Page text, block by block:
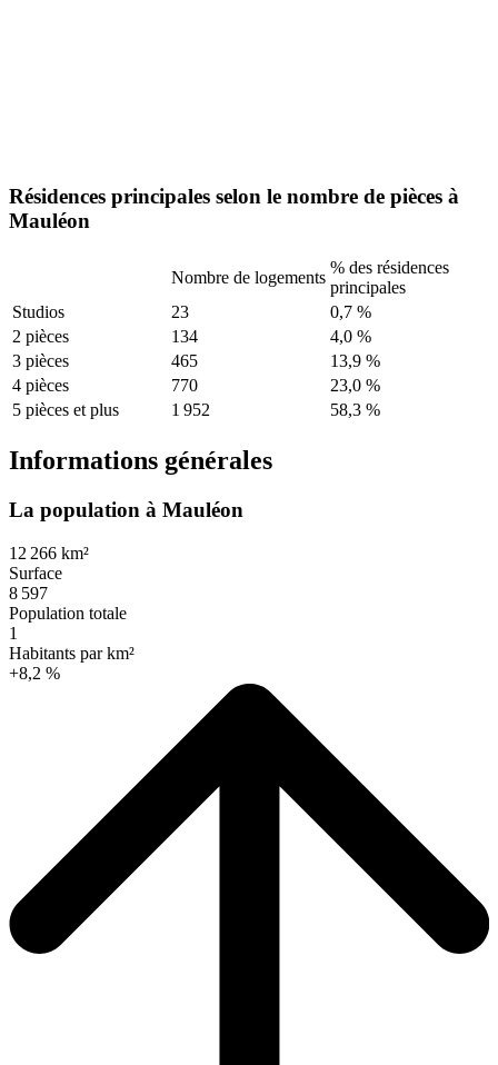
Résidences principales selon le nombre de pièces à
Mauléon
Nombre de logements
% des résidences
principales
Studios
23
0,7 %
2 pièces
134
4,0 %
3 pièces
465
13,9 %
4 pièces
770
23,0 %
5 pièces et plus
1 952 58,3 %
Informations générales
La population à Mauléon
12 266 km²
Surface
8 597
Population totale
1
Habitants par km²
+8,2 %